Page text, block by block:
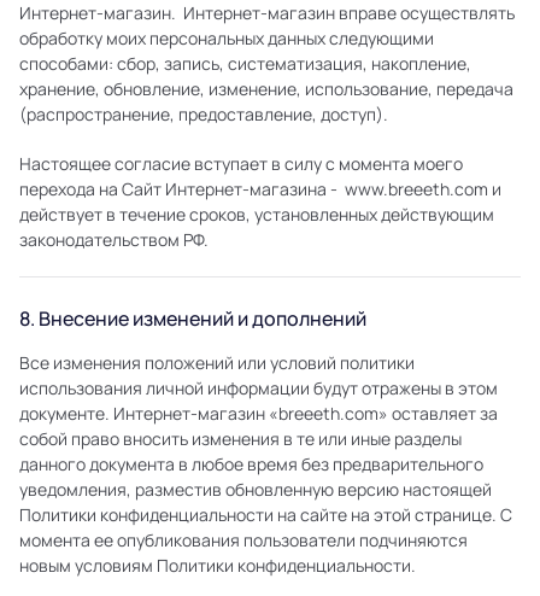
Интернет-магазин. Интернет-магазин вправе осуществлять
обработку моих персональных данных следующими
способами: сбор, запись, систематизация, накопление,
хранение, обновление, изменение, использование, передача
(распространение, предоставление, доступ).
Настоящее согласие вступает в силу с момента моего
перехода на Сайт Интернет-магазина - www.breeeth.com и
действует в течение сроков, установленных действующим
законодательством РФ.
8. Внесение изменений и дополнений
Все изменения положений или условий политики
использования личной информации будут отражены в этом
документе. Интернет-магазин «breeeth.com» оставляет за
собой право вносить изменения в те или иные разделы
данного документа в любое время без предварительного
уведомления, разместив обновленную версию настоящей
Политики конфиденциальности на сайте на этой странице. С
момента ее опубликования пользователи подчиняются
новым условиям Политики конфиденциальности.